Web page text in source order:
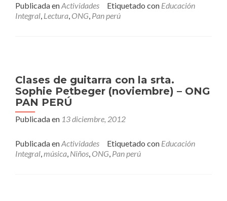
Publicada enActividades Etiquetado con Educación
Integral, Lectura, ONG, Pan perú
Clases de guitarra con la srta.
Sophie Petbeger (noviembre) – ONG
PAN PERÚ
Publicada en 13 diciembre, 2012
Publicada enActividades Etiquetado con Educación
Integral,música, Niños, ONG, Pan perú